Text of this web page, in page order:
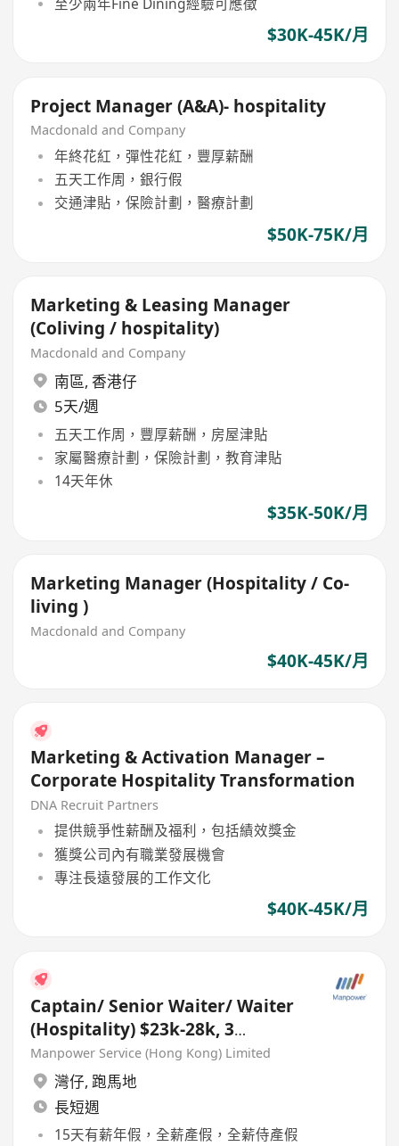
$30K-45K/月
Project Manager (A&A)- hospitality
Macdonald and Company
年終花紅，彈性花紅，豐厚薪酬
五天工作周，銀行假
交通津貼，保險計劃，醫療計劃
$50K-75K/月
Marketing & Leasing Manager
(Coliving / hospitality)
Macdonald and Company
南區, 香港仔
5天/週
五天工作周，豐厚薪酬，房屋津貼
家屬醫療計劃，保險計劃，教育津貼
14天年休
$35K-50K/月
Marketing Manager (Hospitality / Co-
living )
Macdonald and Company
$40K-45K/月
Marketing & Activation Manager –
Corporate Hospitality Transformation
DNA Recruit Partners
提供競爭性薪酬及福利，包括績效獎金
獲獎公司內有職業發展機會
專注長遠發展的工作文化
$40K-45K/月
Captain/ Senior Waiter/ Waiter
(Hospitality) $23k-28k, 3
Months Bonus, TIPS
Manpower Service (Hong Kong) Limited
灣仔, 跑馬地
長短週
15天有薪年假，全薪產假，全薪侍產假